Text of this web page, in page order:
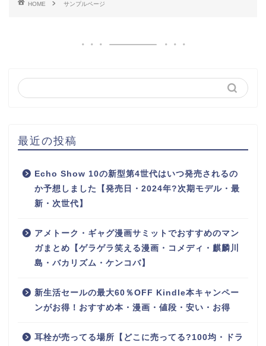
HOME サンプルページ
最近の投稿
Echo Show 10の新型第4世代はいつ発売されるの
か予想しました【発売日・2024年?次期モデル・最
新・次世代】
アメトーク・ギャグ漫画サミットでおすすめのマン
ガまとめ【ゲラゲラ笑える漫画・コメディ・麒麟川
島・バカリズム・ケンコバ】
新生活セールの最大60％OFF Kindle本キャンペー
ンがお得！おすすめ本・漫画・値段・安い・お得
耳栓が売ってる場所【どこに売ってる?100均・ドラ